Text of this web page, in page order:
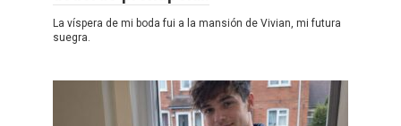
La víspera de mi boda fui a la mansión de Vivian, mi futura
suegra.